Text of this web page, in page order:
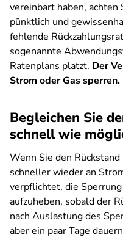
vereinbart haben, achten
pünktlich und
fehlende
sogenannte
Ratenplans platzt. Der
Strom oder Gas sperren.
Begleichen Sie
schnell wie
Wenn Sie den
schneller wieder an
verpflichtet, die
aufzuheben, sobald der
nach Auslastung des
aber ein paar Tage